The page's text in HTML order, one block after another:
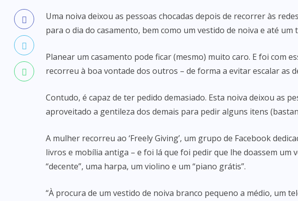
Uma noiva deixou as pessoas chocadas depois de recorrer às
para o dia do casamento, bem como um vestido de noiva e até um
Planear um casamento pode ficar (mesmo) muito caro. E foi com
recorreu à boa vontade dos outros – de forma a evitar escalar as
Contudo, é capaz de ter pedido demasiado. Esta noiva deixou as
aproveitado a gentileza dos demais para pedir alguns itens
A mulher recorreu ao ‘Freely Giving’, um grupo de Facebook
livros e mobília antiga – e foi lá que foi pedir que lhe doassem um
“decente”, uma harpa, um violino e um “piano grátis”.
“À procura de um vestido de noiva branco pequeno a médio, um